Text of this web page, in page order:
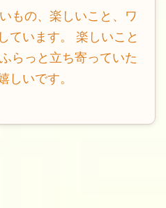
もの、楽しいこと、ワ
ています。 楽しいこと
らっと立ち寄っていた
しいです。